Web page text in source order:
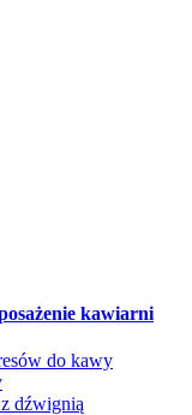
kawiarni
do kawy
dźwignią